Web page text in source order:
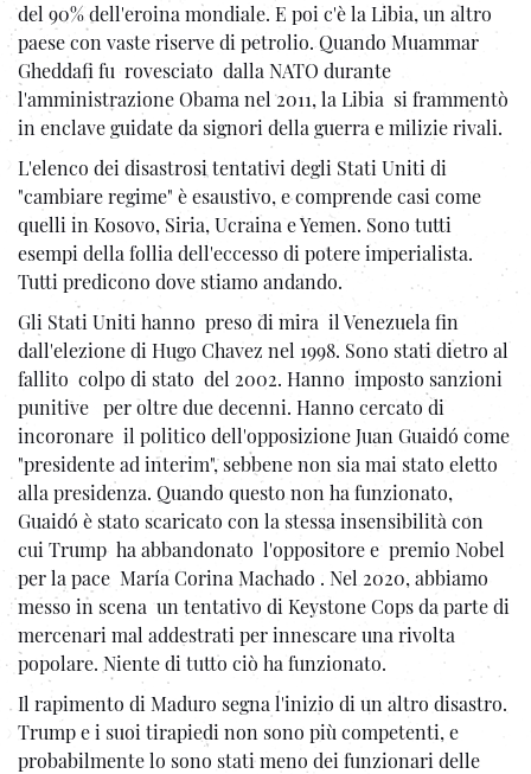
del 90% dell'eroina mondiale. E poi c'è la Libia, un altro
paese con vaste riserve di petrolio. Quando Muammar
Gheddafi fu rovesciato dalla NATO durante
l'amministrazione Obama nel 2011, la Libia si frammentò
in enclave guidate da signori della guerra e milizie rivali.
L'elenco dei disastrosi tentativi degli Stati Uniti di
"cambiare regime" è esaustivo, e comprende casi come
quelli in Kosovo, Siria, Ucraina e Yemen. Sono tutti
esempi della follia dell'eccesso di potere imperialista.
Tutti predicono dove stiamo andando.
Gli Stati Uniti hanno preso di mira il Venezuela fin
dall'elezione di Hugo Chavez nel 1998. Sono stati dietro al
fallito colpo di stato del 2002. Hanno imposto sanzioni
punitive per oltre due decenni. Hanno cercato di
incoronare il politico dell'opposizione Juan Guaidó come
"presidente ad interim", sebbene non sia mai stato eletto
alla presidenza. Quando questo non ha funzionato,
Guaidó è stato scaricato con la stessa insensibilità con
cui Trump ha abbandonato l'oppositore e premio Nobel
per la pace María Corina Machado . Nel 2020, abbiamo
messo in scena un tentativo di Keystone Cops da parte di
mercenari mal addestrati per innescare una rivolta
popolare. Niente di tutto ciò ha funzionato.
Il rapimento di Maduro segna l'inizio di un altro disastro.
Trump e i suoi tirapiedi non sono più competenti, e
probabilmente lo sono stati meno dei funzionari delle